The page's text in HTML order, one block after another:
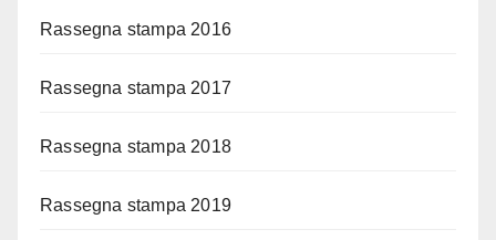
Rassegna stampa 2016
Rassegna stampa 2017
Rassegna stampa 2018
Rassegna stampa 2019